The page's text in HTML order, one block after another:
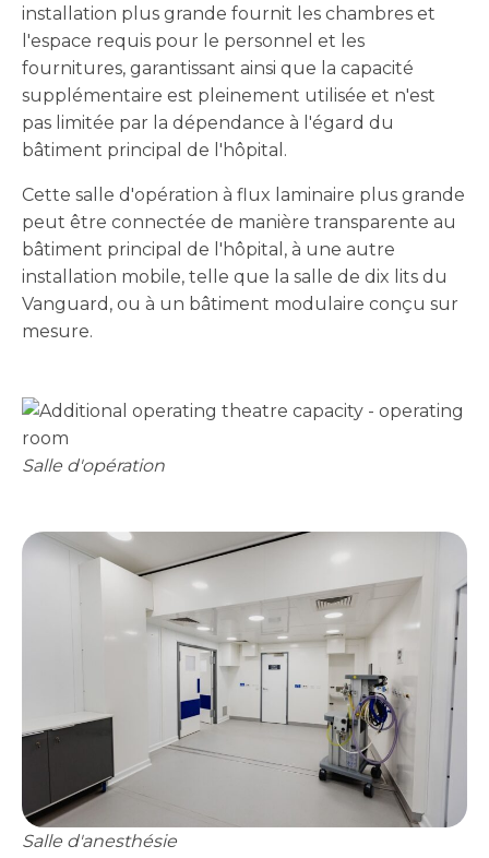
installation plus grande fournit les chambres et
l'espace requis pour le personnel et les
fournitures, garantissant ainsi que la capacité
supplémentaire est pleinement utilisée et n'est
pas limitée par la dépendance à l'égard du
bâtiment principal de l'hôpital.
Cette salle d'opération à flux laminaire plus grande
peut être connectée de manière transparente au
bâtiment principal de l'hôpital, à une autre
installation mobile, telle que la salle de dix lits du
Vanguard, ou à un bâtiment modulaire conçu sur
mesure.
Salle d'opération
Salle d'anesthésie